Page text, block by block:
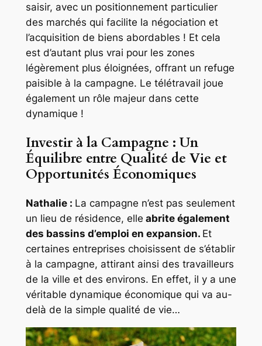
saisir, avec un positionnement particulier
des marchés qui facilite la négociation et
l’acquisition de biens abordables ! Et cela
est d’autant plus vrai pour les zones
légèrement plus éloignées, offrant un refuge
paisible à la campagne. Le télétravail joue
également un rôle majeur dans cette
dynamique !
Investir à la Campagne : Un
Équilibre entre Qualité de Vie et
Opportunités Économiques
Nathalie : La campagne n’est pas seulement
un lieu de résidence, elle abrite également
des bassins d’emploi en expansion. Et
certaines entreprises choisissent de s’établir
à la campagne, attirant ainsi des travailleurs
de la ville et des environs. En effet, il y a une
véritable dynamique économique qui va au-
delà de la simple qualité de vie…